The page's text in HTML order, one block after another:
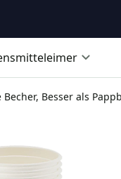
Besser als